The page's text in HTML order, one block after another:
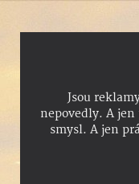
Jsou
nepovedly. A
smysl. A jen